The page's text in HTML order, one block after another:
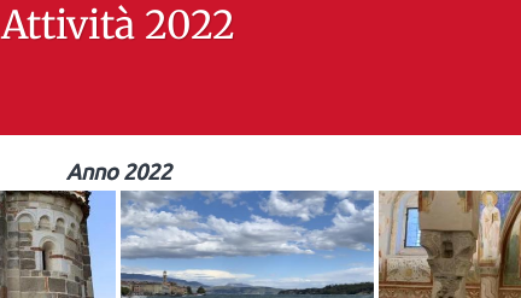
Attività 2022
Anno 2022